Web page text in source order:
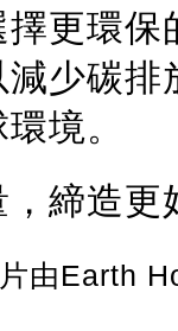
更環
減少碳排
境。
締造
片由Earth